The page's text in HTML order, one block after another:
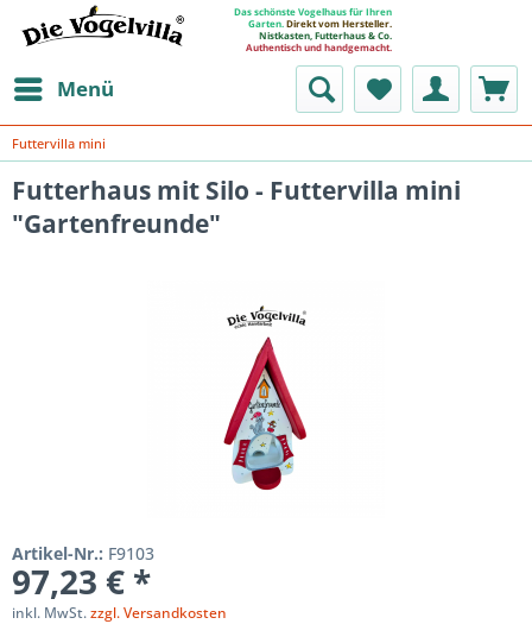
Das schönste Vogelhaus für Ihren
Garten. Direkt vom Hersteller.
Nistkasten, Futterhaus & Co.
Authentisch und handgemacht.
Menü
Futtervilla mini
Futterhaus mit Silo - Futtervilla mini
"Gartenfreunde"
Artikel-Nr.: F9103
97,23 € *
inkl. MwSt.zzgl. Versandkosten